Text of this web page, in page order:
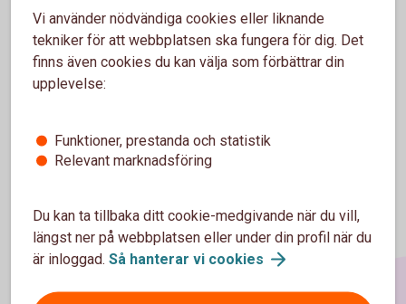
Tack Stina för ditt viktiga arbete. Vi gillar hur du bygger ditt
företag så långsiktigt och att du driver på för en hållbar
utveckling av textilindustrin. Tillsammans är vi starka och
får vårt område att växa och må bra.
Vi använder nödvändiga cookies eller liknande
tekniker för att webbplatsen ska fungera för dig. Det
finns även cookies du kan välja som förbättrar din
upplevelse:
Funktioner, prestanda och statistik
Relevant marknadsföring
Du kan ta tillbaka ditt cookie-medgivande när du vill,
längst ner på webbplatsen eller under din profil när du
är inloggad. Så hanterar vi cookies